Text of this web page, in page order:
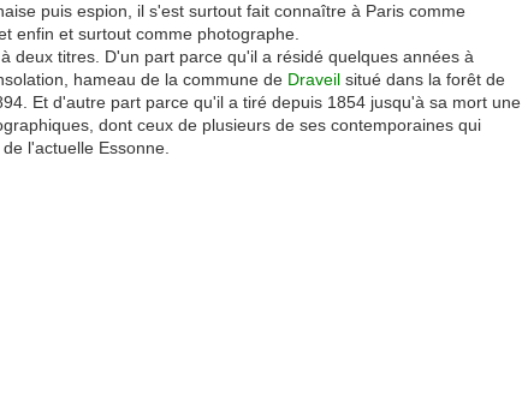
puis espion, il s'est surtout fait connaître à Paris comme
enfin et surtout comme photographe.
deux titres. D'un part parce qu'il a résidé quelques années à
hameau de la commune de Draveil situé dans la forêt de
Et d'autre part parce qu'il a tiré depuis 1854 jusqu'à sa mort une
dont ceux de plusieurs de ses contemporaines qui
l'actuelle Essonne.